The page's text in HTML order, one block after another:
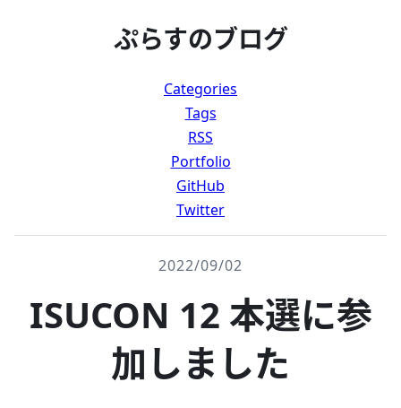
ぷらすのブログ
Categories
Tags
RSS
Portfolio
GitHub
Twitter
2022/09/02
ISUCON 12 本選に参
加しました